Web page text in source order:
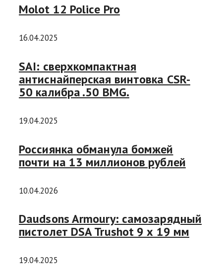
Molot 12 Police Pro
16.04.2025
SAI: сверхкомпактная
антиснайперская винтовка CSR-
50 калибра .50 BMG.
19.04.2025
Россиянка обманула бомжей
почти на 13 миллионов рублей
10.04.2026
Daudsons Armoury: самозарядный
пистолет DSA Trushot 9 х 19 мм
19.04.2025